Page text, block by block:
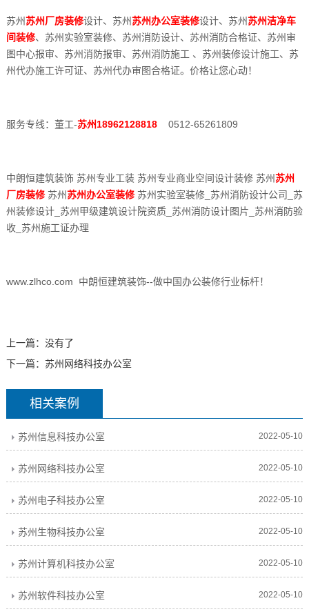
苏州苏州厂房装修设计、苏州苏州办公室装修设计、苏州苏州洁净车
间装修、苏州实验室装修、苏州消防设计、苏州消防合格证、苏州审
图中心报审、苏州消防报审、苏州消防施工 、苏州装修设计施工、苏
州代办施工许可证、苏州代办审图合格证。价格让您心动！
服务专线：董工-苏州189621288180512-65261809
中朗恒建筑装饰 苏州专业工装 苏州专业商业空间设计装修 苏州苏州
厂房装修苏州苏州办公室装修苏州实验室装修_苏州消防设计公司_苏
州装修设计_苏州甲级建筑设计院资质_苏州消防设计图片_苏州消防验
收_苏州施工证办理
www.zlhco.com 中朗恒建筑装饰--做中国办公装修行业标杆！
上一篇：没有了
下一篇： 苏州网络科技办公室
相关案例
苏州信息科技办公室 2022-05-10
苏州网络科技办公室 2022-05-10
苏州电子科技办公室 2022-05-10
苏州生物科技办公室 2022-05-10
苏州计算机科技办公室 2022-05-10
苏州软件科技办公室 2022-05-10